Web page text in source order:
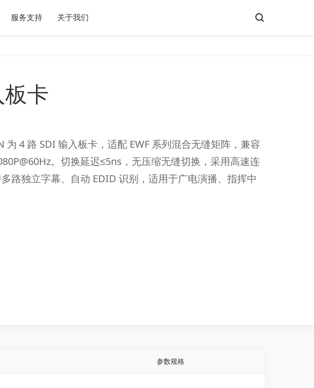
服务支持 关于我们
卡
为 4 路 SDI 输入板卡，适配 EWF 系列混合无缝矩阵，兼容
。切换延迟≤5ns，无压缩无缝切换，采用高速连
路独立字幕、自动 EDID 识别，适用于广电演播、指挥中
参数规格